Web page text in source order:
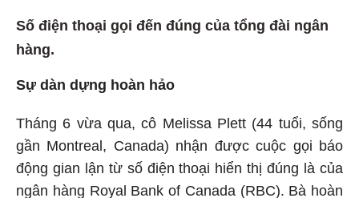
Số điện thoại gọi đến đúng của tổng đài ngân
hàng.
Sự dàn dựng hoàn hảo
Tháng 6 vừa qua, cô Melissa Plett (44 tuổi, sống
gần Montreal, Canada) nhận được cuộc gọi báo
động gian lận từ số điện thoại hiển thị đúng là của
ngân hàng Royal Bank of Canada (RBC). Bà hoàn